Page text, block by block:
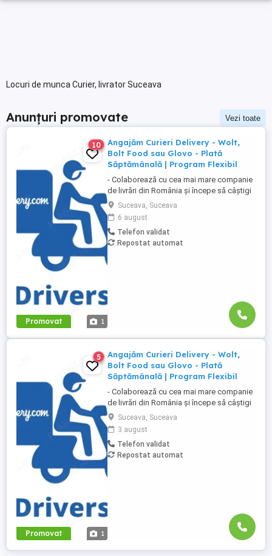
Locuri de munca Curier, livrator Suceava
Anunțuri promovate Vezi toate
Promovat 1
10
Angajăm Curieri Delivery - Wolt,
Bolt Food sau Glovo - Plată
Săptămânală | Program Flexibil
- Colaborează cu cea mai mare companie
de livrări din România și începe să câștigi
rapid! - Cerințe: Minim 18 ani Mijloc de
transport propriu (mașină, scuter,
motocicletă sau bicicletă) Telefon mobil
cu acces la internet - Ce oferim: Plată
săptămânală, fără întârzieri Bonusuri
Suceava, Suceava
6 august
Telefon validat
Repostat automat
Promovat 1
5
Angajăm Curieri Delivery - Wolt,
Bolt Food sau Glovo - Plată
Săptămânală | Program Flexibil
- Colaborează cu cea mai mare companie
de livrări din România și începe să câștigi
rapid! - Cerințe: Minim 18 ani Mijloc de
transport propriu (mașină, scuter,
motocicletă sau bicicletă) Telefon mobil
cu acces la internet - Ce oferim: Plată
săptămânală, fără întârzieri Bonusuri
Suceava, Suceava
3 august
Telefon validat
Repostat automat